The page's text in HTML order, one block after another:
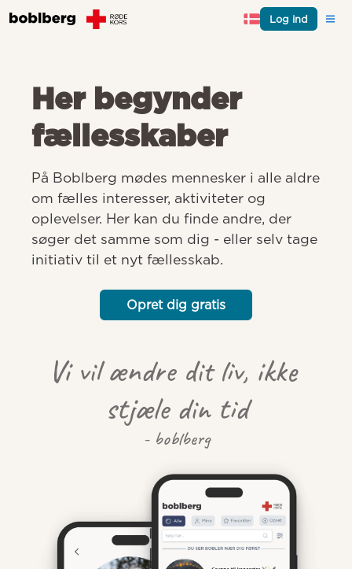
Log ind
Her begynder
fællesskaber
På Boblberg mødes mennesker i alle aldre
om fælles interesser, aktiviteter og
oplevelser. Her kan du finde andre, der
søger det samme som dig - eller selv tage
initiativ til et nyt fællesskab.
Opret dig gratis
Vi vil ændre dit liv, ikke
stjæle din tid
- boblberg